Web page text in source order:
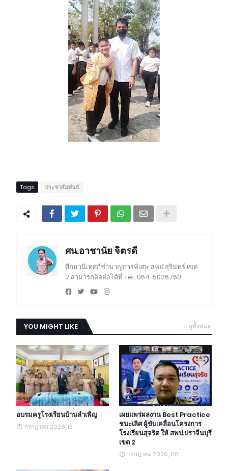
Tags ประชาสัมพันธ์
ศน.อาชานัย จิตรดี
ศึกษานิเทศก์ชำนาญการพิเศษ สพป.สุรินทร์ เขต
2 สามารถติดต่อได้ที่ Tel: 064-5026760
YOU MIGHT LIKE ดูทั้งหมด
อบรมครูโรงเรียนบ้านลำเพิญ
กรกฎาคม 2026, 13
เผยแพร่ผลงาน Best Practice
ชนะเลิศ ผู้ขับเคลื่อนโครงการ
โรงเรียนสุจริต ให้ สพป.ปราจีนบุรี
เขต 2
กรกฎาคม 2026, 06